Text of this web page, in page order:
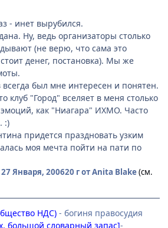
- инет вырубился.
Ну, ведь организаторы столько
(не верю, что сама это
денег, постановка). Мы же
всегда был мне интересен и понятен.
клуб "Город" вселяет в меня столько
как "Ниагара" ИХМО. Часто
:)
придется праздновать узким
моя мечта пойти на пати по
27 Января, 200620 гот Anita Blake(см.
НДС) - богиня правосудия
большой словарный запас]-